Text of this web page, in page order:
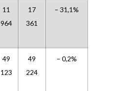
11
964
17
361
– 31,1%
49
123
49
224
– 0,2%